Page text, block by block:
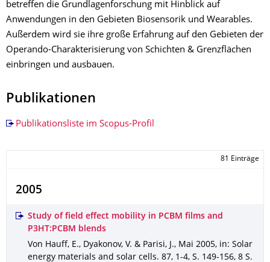
betreffen die Grundlagenforschung mit Hinblick auf
Anwendungen in den Gebieten Biosensorik und Wearables.
Außerdem wird sie ihre große Erfahrung auf den Gebieten der
Operando-Charakterisierung von Schichten & Grenzflächen
einbringen und ausbauen.
Publikationen
Publikationsliste im Scopus-Profil
81 Einträge
2005
Study of field effect mobility in PCBM films and
P3HT:PCBM blends
Von Hauff, E., Dyakonov, V. & Parisi, J., Mai 2005, in: Solar
energy materials and solar cells. 87, 1-4, S. 149-156, 8 S.